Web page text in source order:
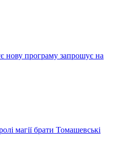
нову програму запрошує на
магії брати Томашевські